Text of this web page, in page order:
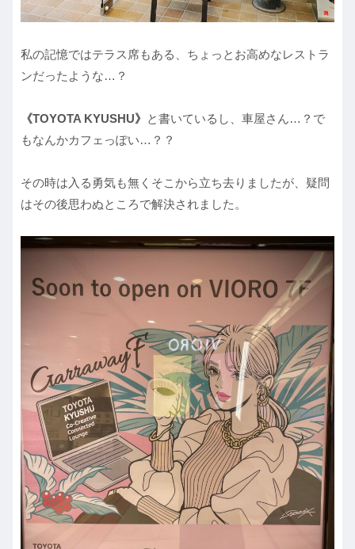
私の記憶ではテラス席もある、ちょっとお高めなレストラ
ンだったような…？
《TOYOTA KYUSHU》 と書いているし、車屋さん…？で
もなんかカフェっぽい…？？
その時は入る勇気も無くそこから立ち去りましたが、疑問
はその後思わぬところで解決されました。